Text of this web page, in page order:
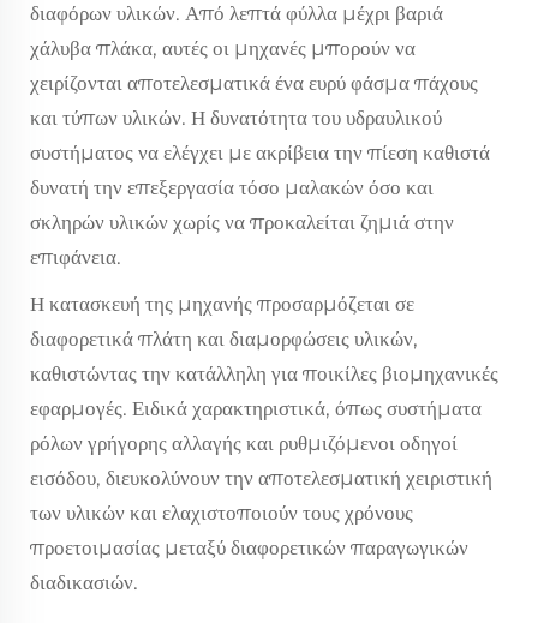
διαφόρων υλικών. Από λεπτά φύλλα μέχρι βαριά
χάλυβα πλάκα, αυτές οι μηχανές μπορούν να
χειρίζονται αποτελεσματικά ένα ευρύ φάσμα πάχους
και τύπων υλικών. Η δυνατότητα του υδραυλικού
συστήματος να ελέγχει με ακρίβεια την πίεση καθιστά
δυνατή την επεξεργασία τόσο μαλακών όσο και
σκληρών υλικών χωρίς να προκαλείται ζημιά στην
επιφάνεια.
Η κατασκευή της μηχανής προσαρμόζεται σε
διαφορετικά πλάτη και διαμορφώσεις υλικών,
καθιστώντας την κατάλληλη για ποικίλες βιομηχανικές
εφαρμογές. Ειδικά χαρακτηριστικά, όπως συστήματα
ρόλων γρήγορης αλλαγής και ρυθμιζόμενοι οδηγοί
εισόδου, διευκολύνουν την αποτελεσματική χειριστική
των υλικών και ελαχιστοποιούν τους χρόνους
προετοιμασίας μεταξύ διαφορετικών παραγωγικών
διαδικασιών.